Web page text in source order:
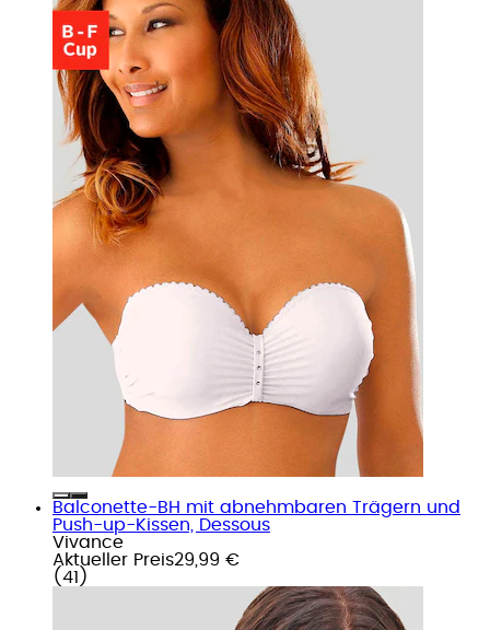
Balconette-BH mit abnehmbaren Trägern und
Push-up-Kissen, Dessous
Vivance
Aktueller Preis29,99 €
( 41 )